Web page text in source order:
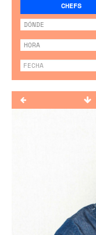
CHEFS